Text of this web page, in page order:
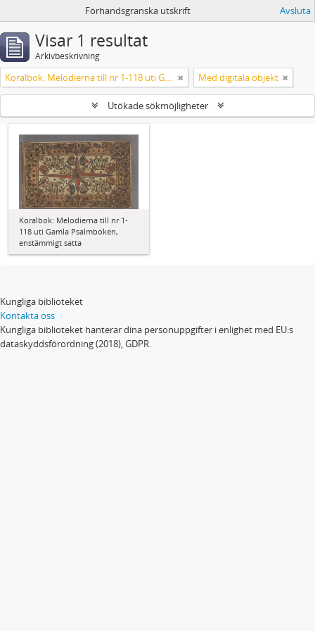
Förhandsgranska utskrift Avsluta
Visar 1 resultat
Arkivbeskrivning
Koralbok: Melodierna till nr 1-118 uti Gamla Psalmboken, enstämmigt satta Med digitala objekt
Utökade sökmöjligheter
Koralbok: Melodierna till nr 1-
118 uti Gamla Psalmboken,
enstämmigt satta
Kungliga biblioteket
Kontakta oss
Kungliga biblioteket hanterar dina personuppgifter i enlighet med EU:s
dataskyddsförordning (2018), GDPR.